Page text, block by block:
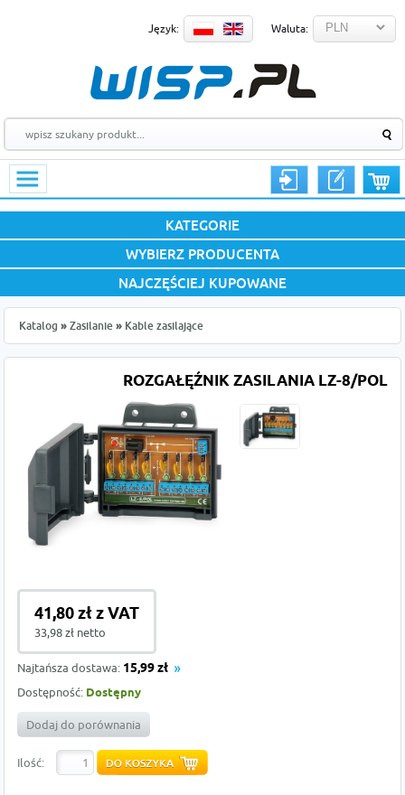
Język: Waluta:
KATEGORIE
WYBIERZ PRODUCENTA
NAJCZĘŚCIEJ KUPOWANE
Katalog » Zasilanie » Kable zasilające
ROZGAŁĘŹNIK ZASILANIA LZ-8/POL
41,80 zł z VAT
33,98 zł netto
Najtańsza dostawa: 15,99 zł
Dostępność: Dostępny
Dodaj do porównania
Ilość: